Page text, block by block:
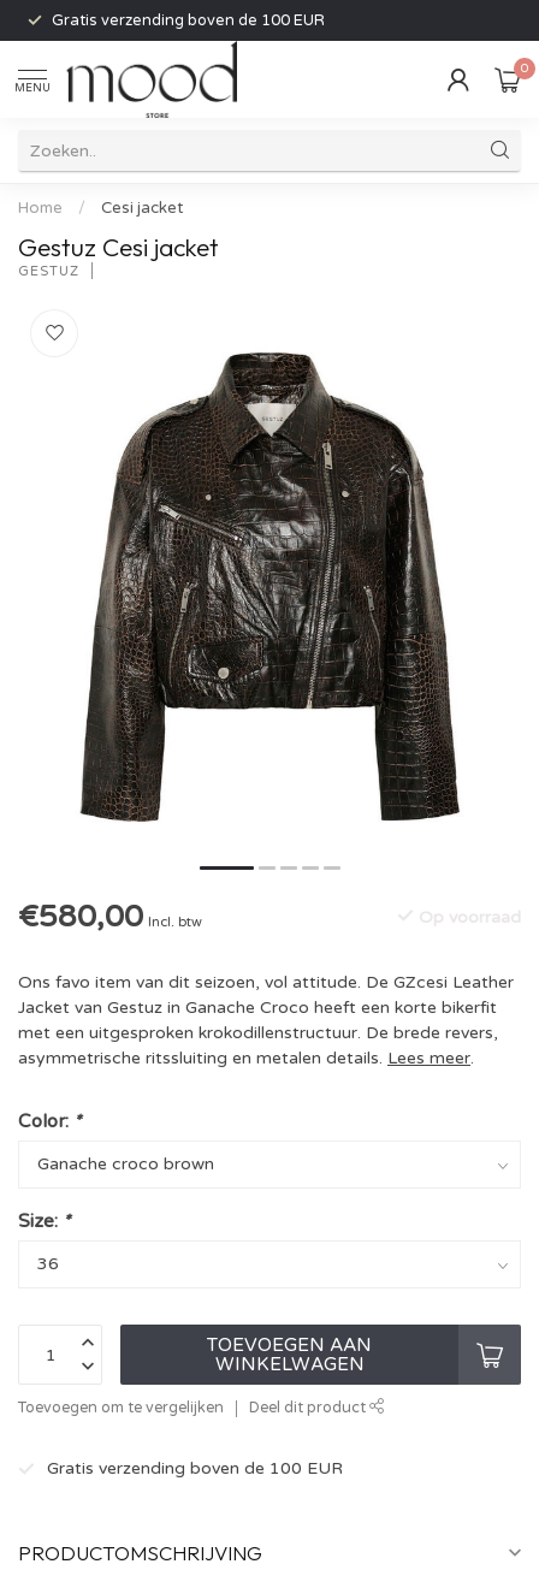
Gratis verzending boven de 100 EUR
MENU
0
Home / Cesi jacket
Gestuz Cesi jacket
GESTUZ
€580,00 Incl. btw Op voorraad
Ons favo item van dit seizoen, vol attitude. De GZcesi Leather
Jacket van Gestuz in Ganache Croco heeft een korte bikerfit
met een uitgesproken krokodillenstructuur. De brede revers,
asymmetrische ritssluiting en metalen details. Lees meer.
Color: *
Size: *
TOEVOEGEN AAN
WINKELWAGEN
Toevoegen om te vergelijken Deel dit product
Gratis verzending boven de 100 EUR
PRODUCTOMSCHRIJVING